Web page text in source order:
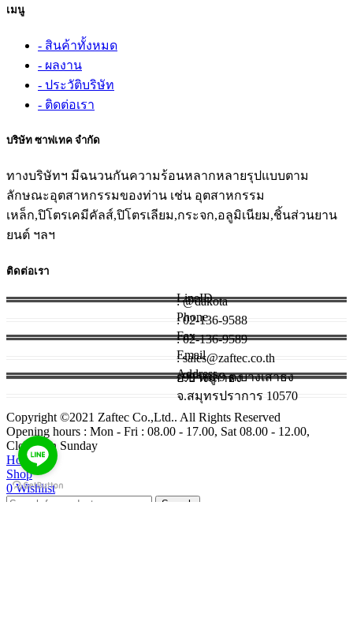
เมนู
- สินค้าทั้งหมด
- ผลงาน
- ประวัติบริษัท
- ติดต่อเรา
บริษัท ซาฟเทค จำกัด
ทางบริษัทฯ มีฉนวนกันความร้อนหลากหลายรุปแบบตาม
ลักษณะอุตสาหกรรมของท่าน เช่น อุตสาหกรรม
เหล็ก,ปิโตรเคมีคัลส์,ปิโตรเลียม,กระจก,อลูมิเนียม,ชิ้นส่วนยาน
ยนต์ ฯลฯ
ติดต่อเรา
LineID
: @dakota
Phone
: 02-136-9588
Fax
: 02-136-9589
Email
: sales@zaftec.co.th
Address
: 99 หมู่ 9 ต.บางเสาธง อ.บางเสาธง
จ.สมุทรปราการ 10570
Copyright ©2021 Zaftec Co.,Ltd.. All Rights Reserved
Opening hours : Mon - Fri : 08.00 - 17.00, Sat 08.00 - 12.00,
Closed on Sunday
Home
Shop
0Wishlist
Search